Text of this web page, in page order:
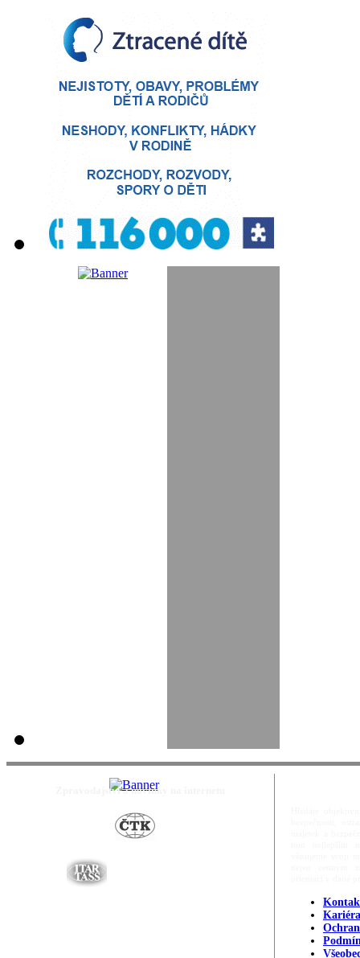
Zpravodajství a novinky na internetu
Kariéra